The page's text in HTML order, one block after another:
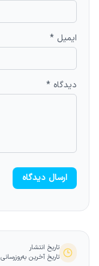
ایمیل *
دیدگاه *
ارسال دیدگاه
تاریخ انتشار
تاریخ آخرین به‌روزرسانی